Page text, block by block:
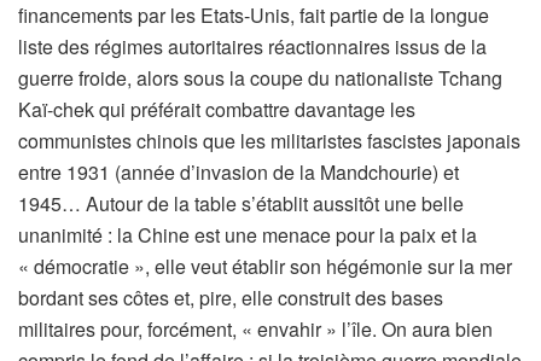
financements par les Etats-Unis, fait partie de la longue
liste des régimes autoritaires réactionnaires issus de la
guerre froide, alors sous la coupe du nationaliste Tchang
Kaï-chek qui préférait combattre davantage les
communistes chinois que les militaristes fascistes japonais
entre 1931 (année d’invasion de la Mandchourie) et
1945… Autour de la table s’établit aussitôt une belle
unanimité : la Chine est une menace pour la paix et la
« démocratie », elle veut établir son hégémonie sur la mer
bordant ses côtes et, pire, elle construit des bases
militaires pour, forcément, « envahir » l’île. On aura bien